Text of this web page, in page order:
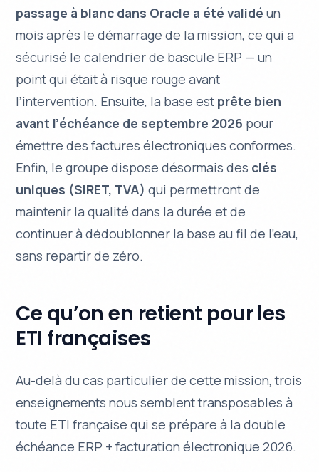
passage à blanc dans Oracle a été validé un
mois après le démarrage de la mission, ce qui a
sécurisé le calendrier de bascule ERP — un
point qui était à risque rouge avant
l’intervention. Ensuite, la base est prête bien
avant l’échéance de septembre 2026 pour
émettre des factures électroniques conformes.
Enfin, le groupe dispose désormais des clés
uniques (SIRET, TVA) qui permettront de
maintenir la qualité dans la durée et de
continuer à dédoublonner la base au fil de l’eau,
sans repartir de zéro.
Ce qu’on en retient pour les
ETI françaises
Au-delà du cas particulier de cette mission, trois
enseignements nous semblent transposables à
toute ETI française qui se prépare à la double
échéance ERP + facturation électronique 2026.